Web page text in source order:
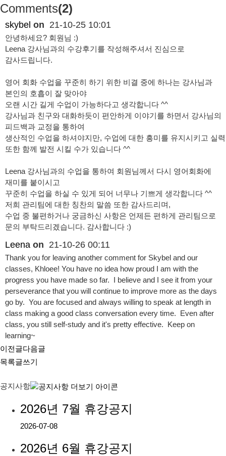
Comments(2)
skybel on 21-10-25 10:01
안녕하세요? 회원님 :)
Leena 강사님과의 수강후기를 작성해주셔서 진심으로
감사드립니다.
영어 회화 수업을 꾸준히 하기 위한 비결 중에 하나는 강사님과
본인의 호흡이 잘 맞아야
오랜 시간 길게 수업이 가능하다고 생각합니다 ^^
강사님과 친구와 대화하듯이 편안하게 이야기를 하면서 강사님의
피드백과 교정을 통하여
생산적인 수업을 하셔야지만, 수업에 대한 흥미를 유지시키고 실력
또한 함께 발전 시킬 수가 있습니다 ^^
Leena 강사님과의 수업을 통하여 회원님께서 다시 영어회화에
재미를 붙이시고
꾸준히 수업을 하실 수 있게 되어 너무나 기쁘게 생각합니다 ^^
저희 관리팀에 대한 칭찬의 말씀 또한 감사드리며,
수업 중 불편하거나 궁금하신 사항은 언제든 편하게 관리팀으로
문의 부탁드리겠습니다. 감사합니다 :)
Leena on 21-10-26 00:11
Thank you for leaving another comment for Skybel and our
classes, Khloee! You have no idea how proud I am with the
progress you have made so far. I believe and I see it from your
perseverance that you will continue to improve more as the days
go by. You are focused and always willing to speak at length in
class making a good class conversation every time. Even after
class, you still self-study and it's pretty effective. Keep on
learning~
이전글다음글
목록글쓰기
공지사항
2026년 7월 휴강공지
2026-07-08
2026년 6월 휴강공지